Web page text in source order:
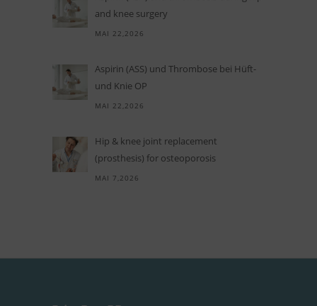
and knee surgery
MAI 22,2026
Aspi­rin (ASS) und Throm­bose bei Hüft-
und Knie OP
MAI 22,2026
Hip & knee joint replacement
(prosthesis) for osteoporosis
MAI 7,2026